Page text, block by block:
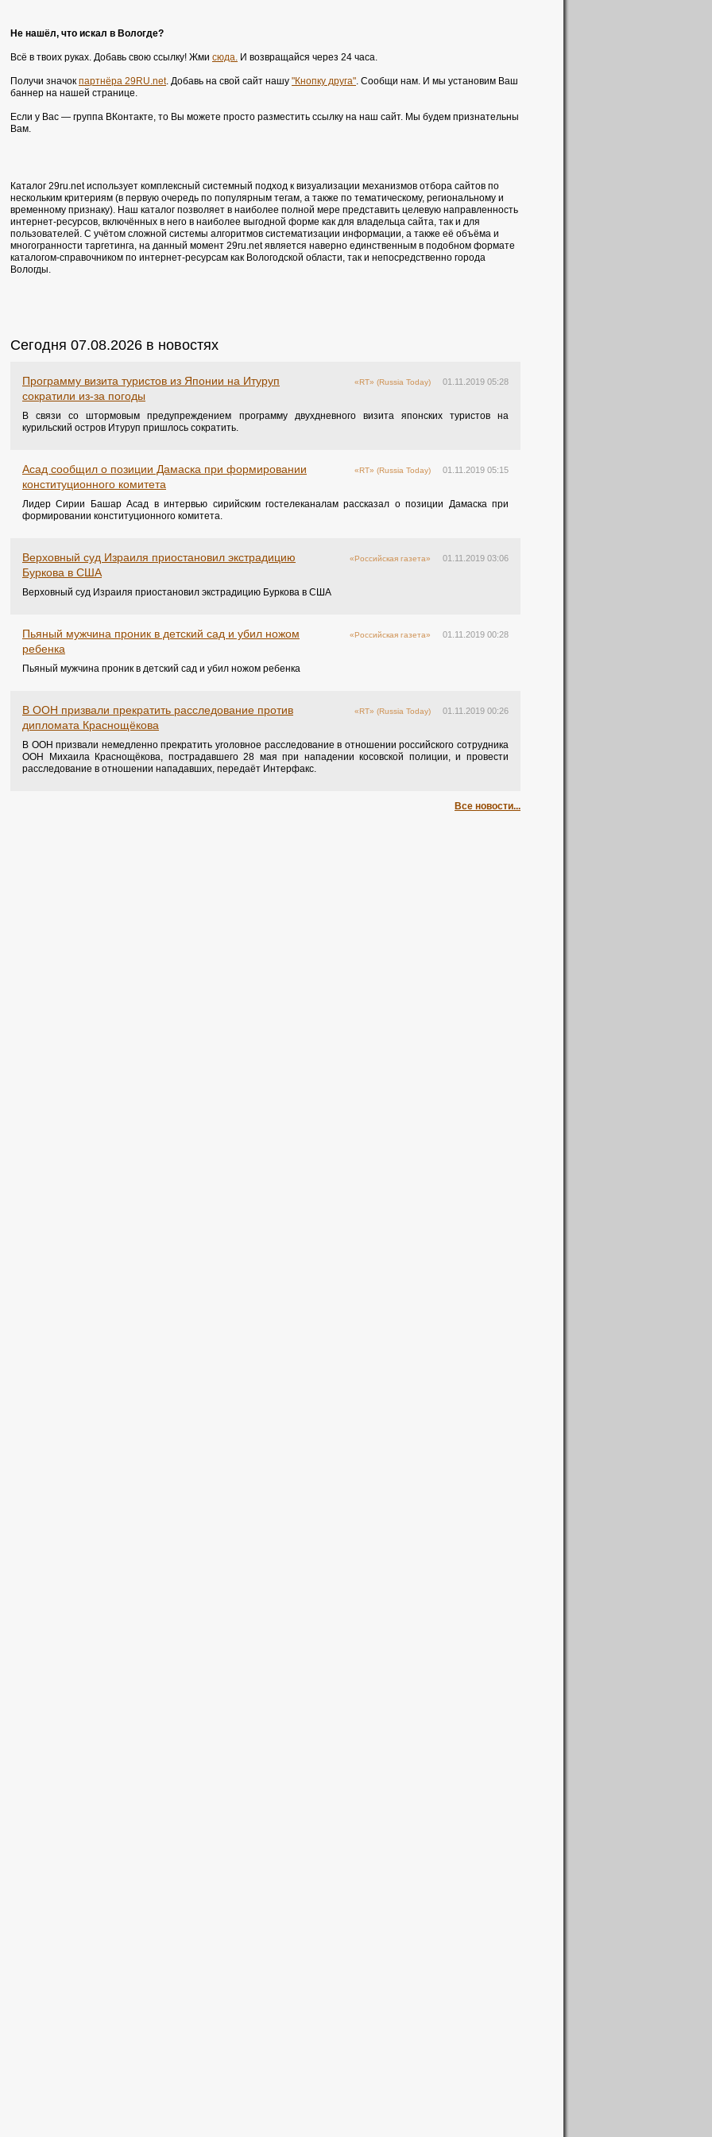
Не нашёл, что искал в Вологде?
Всё в твоих руках. Добавь свою ссылку! Жми сюда. И возвращайся через 24 часа.
Получи значок партнёра 29RU.net. Добавь на свой сайт нашу "Кнопку друга". Сообщи нам. И мы установим Ваш
баннер на нашей странице.
Если у Вас — группа ВКонтакте, то Вы можете просто разместить ссылку на наш сайт. Мы будем признательны
Вам.
Каталог 29ru.net использует комплексный системный подход к визуализации механизмов отбора сайтов по
нескольким критериям (в первую очередь по популярным тегам, а также по тематическому, региональному и
временному признаку). Наш каталог позволяет в наиболее полной мере представить целевую направленность
интернет-ресурсов, включённых в него в наиболее выгодной форме как для владельца сайта, так и для
пользователей. С учётом сложной системы алгоритмов систематизации информации, а также её объёма и
многогранности таргетинга, на данный момент 29ru.net является наверно единственным в подобном формате
каталогом-справочником по интернет-ресурсам как Вологодской области, так и непосредственно города
Вологды.
Сегодня 07.08.2026 в новостях
01.11.2019 05:28
«RT» (Russia Today)
Программу визита туристов из Японии на Итуруп
сократили из-за погоды
В связи со штормовым предупреждением программу двухдневного визита японских туристов на
курильский остров Итуруп пришлось сократить.
01.11.2019 05:15
«RT» (Russia Today)
Асад сообщил о позиции Дамаска при формировании
конституционного комитета
Лидер Сирии Башар Асад в интервью сирийским гостелеканалам рассказал о позиции Дамаска при
формировании конституционного комитета.
01.11.2019 03:06
«Российская газета»
Верховный суд Израиля приостановил экстрадицию
Буркова в США
Верховный суд Израиля приостановил экстрадицию Буркова в США
01.11.2019 00:28
«Российская газета»
Пьяный мужчина проник в детский сад и убил ножом
ребенка
Пьяный мужчина проник в детский сад и убил ножом ребенка
01.11.2019 00:26
«RT» (Russia Today)
В ООН призвали прекратить расследование против
дипломата Краснощёкова
В ООН призвали немедленно прекратить уголовное расследование в отношении российского сотрудника
ООН Михаила Краснощёкова, пострадавшего 28 мая при нападении косовской полиции, и провести
расследование в отношении нападавших, передаёт Интерфакс.
Все новости...